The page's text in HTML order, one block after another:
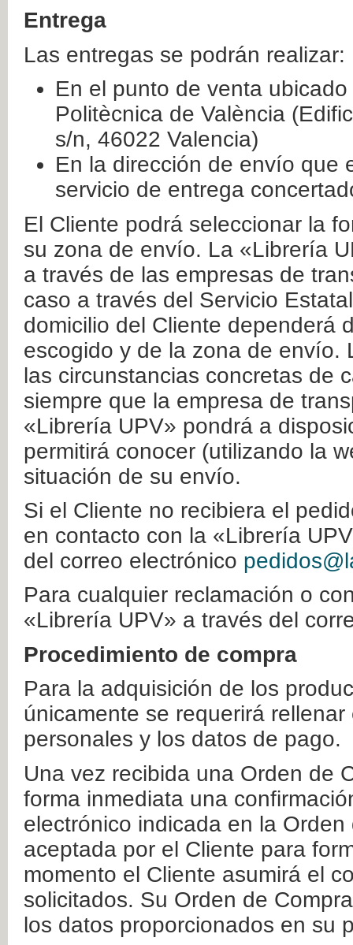
Entrega
Las entregas se podrán realizar:
En el punto de venta
Politècnica de València
s/n, 46022 Valencia)
En la dirección de envío que
servicio de entrega
El Cliente podrá seleccionar la
su zona de envío. La «Librería
a través de las empresas de
caso a través del Servicio
domicilio del Cliente dependerá
escogido y de la zona de envío.
las circunstancias concretas de
siempre que la empresa de
«Librería UPV» pondrá a
permitirá conocer (utilizando la
situación de su envío.
Si el Cliente no recibiera el
en contacto con la «Librería
del correo electrónico
Para cualquier reclamación o
«Librería UPV» a través del
Procedimiento de compra
Para la adquisición de los
únicamente se requerirá
personales y los datos de pago.
Una vez recibida una Orden de
forma inmediata una
electrónico indicada en la
aceptada por el Cliente para
momento el Cliente asumirá el
solicitados. Su Orden de
los datos proporcionados en su